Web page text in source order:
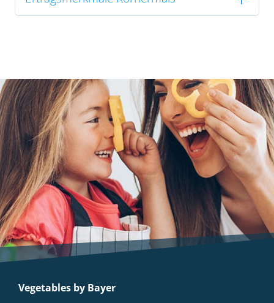
Vegetables by Bayer